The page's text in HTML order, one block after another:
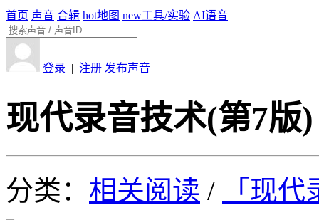
首页 声音 合辑 hot地图 new工具/实验 AI语音
登录 | 注册 发布声音
现代录音技术(第7版)
分类： 相关阅读 / 「现